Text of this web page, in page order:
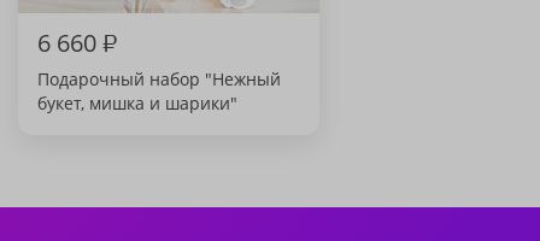
6 660₽
Подарочный набор "Нежный
букет, мишка и шарики"